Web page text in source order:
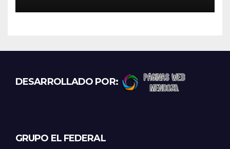
DESARROLLADO POR:
GRUPO EL FEDERAL